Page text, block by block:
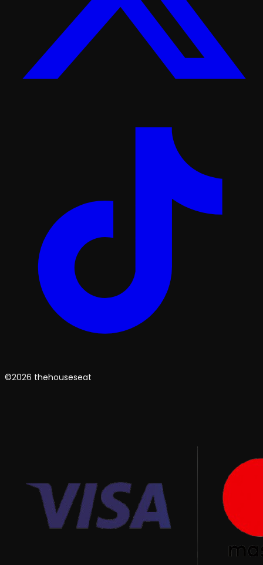
©2026 thehouseseat